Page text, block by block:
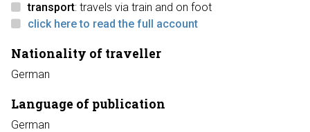
transport: travels via train and on foot
click here to read the full account
Nationality of traveller
German
Language of publication
German